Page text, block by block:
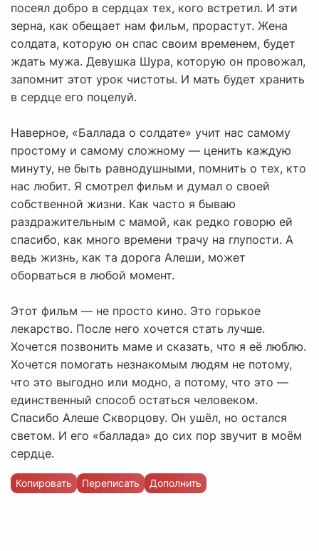
посеял добро в сердцах тех, кого встретил. И эти
зерна, как обещает нам фильм, прорастут. Жена
солдата, которую он спас своим временем, будет
ждать мужа. Девушка Шура, которую он провожал,
запомнит этот урок чистоты. И мать будет хранить
в сердце его поцелуй.
Наверное, «Баллада о солдате» учит нас самому
простому и самому сложному — ценить каждую
минуту, не быть равнодушными, помнить о тех, кто
нас любит. Я смотрел фильм и думал о своей
собственной жизни. Как часто я бываю
раздражительным с мамой, как редко говорю ей
спасибо, как много времени трачу на глупости. А
ведь жизнь, как та дорога Алеши, может
оборваться в любой момент.
Этот фильм — не просто кино. Это горькое
лекарство. После него хочется стать лучше.
Хочется позвонить маме и сказать, что я её люблю.
Хочется помогать незнакомым людям не потому,
что это выгодно или модно, а потому, что это —
единственный способ остаться человеком.
Спасибо Алеше Скворцову. Он ушёл, но остался
светом. И его «баллада» до сих пор звучит в моём
сердце.
Копировать Переписать Дополнить